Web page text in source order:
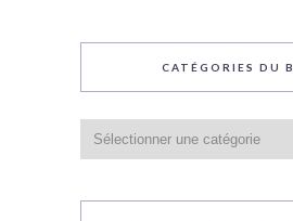
CATÉGORIES DU
du
blog